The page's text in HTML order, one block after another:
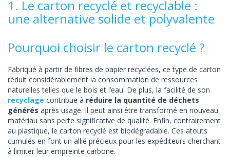
1. Le carton recyclé et recyclable :
une alternative solide et polyvalente
Pourquoi choisir le carton recyclé ?
Fabriqué à partir de fibres de papier recyclées, ce type de carton
réduit considérablement la consommation de ressources
naturelles telles que le bois et l’eau. De plus, la facilité de son
recyclage contribue à réduire la quantité de déchets
générés après usage. Il peut ainsi être transformé en nouveau
matériau sans perte significative de qualité. Enfin, contrairement
au plastique, le carton recyclé est biodégradable. Ces atouts
cumulés en font un allié précieux pour les expéditeurs cherchant
à limiter leur empreinte carbone.